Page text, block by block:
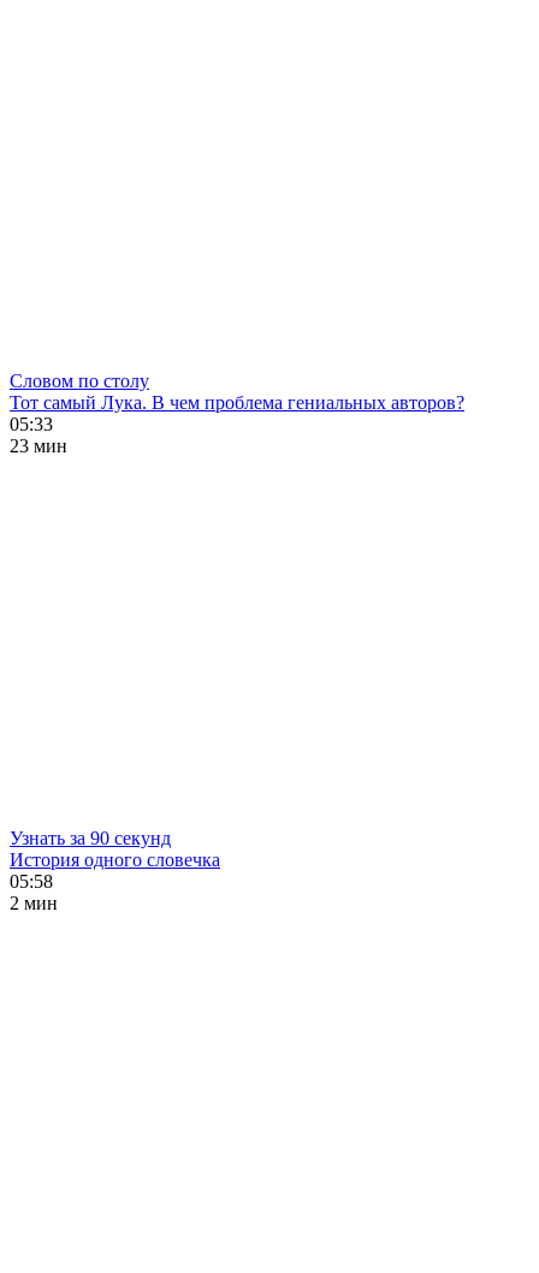
Словом по столу
Тот самый Лука. В чем проблема гениальных авторов?
05:33
23 мин
Узнать за 90 секунд
История одного словечка
05:58
2 мин